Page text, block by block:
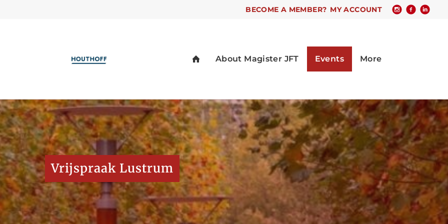
BECOME A MEMBER? MY ACCOUNT
Vrijspraak Lustrum